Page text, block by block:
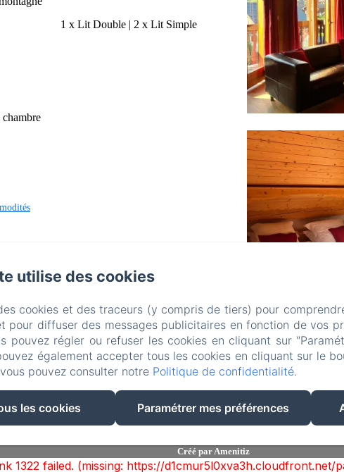
1 x Lit Double | 2 x Lit Simple
Fleur Des Neiges
Les chambres Contact Politique de confidentialitéInformations
Créé par Amenitiz
1322 failed. (missing: https://d1cmur5l0xva3h.cloudfront.net/
utilise des cookies
cookies et des traceurs (y compris de tiers) pour
pour diffuser des messages publicitaires en fonction de vos
pouvez régler ou refuser les cookies en cliquant sur
également accepter tous les cookies en cliquant sur le
pouvez consulter notre Politique de confidentialité.
les cookies Paramétrer mes préférences